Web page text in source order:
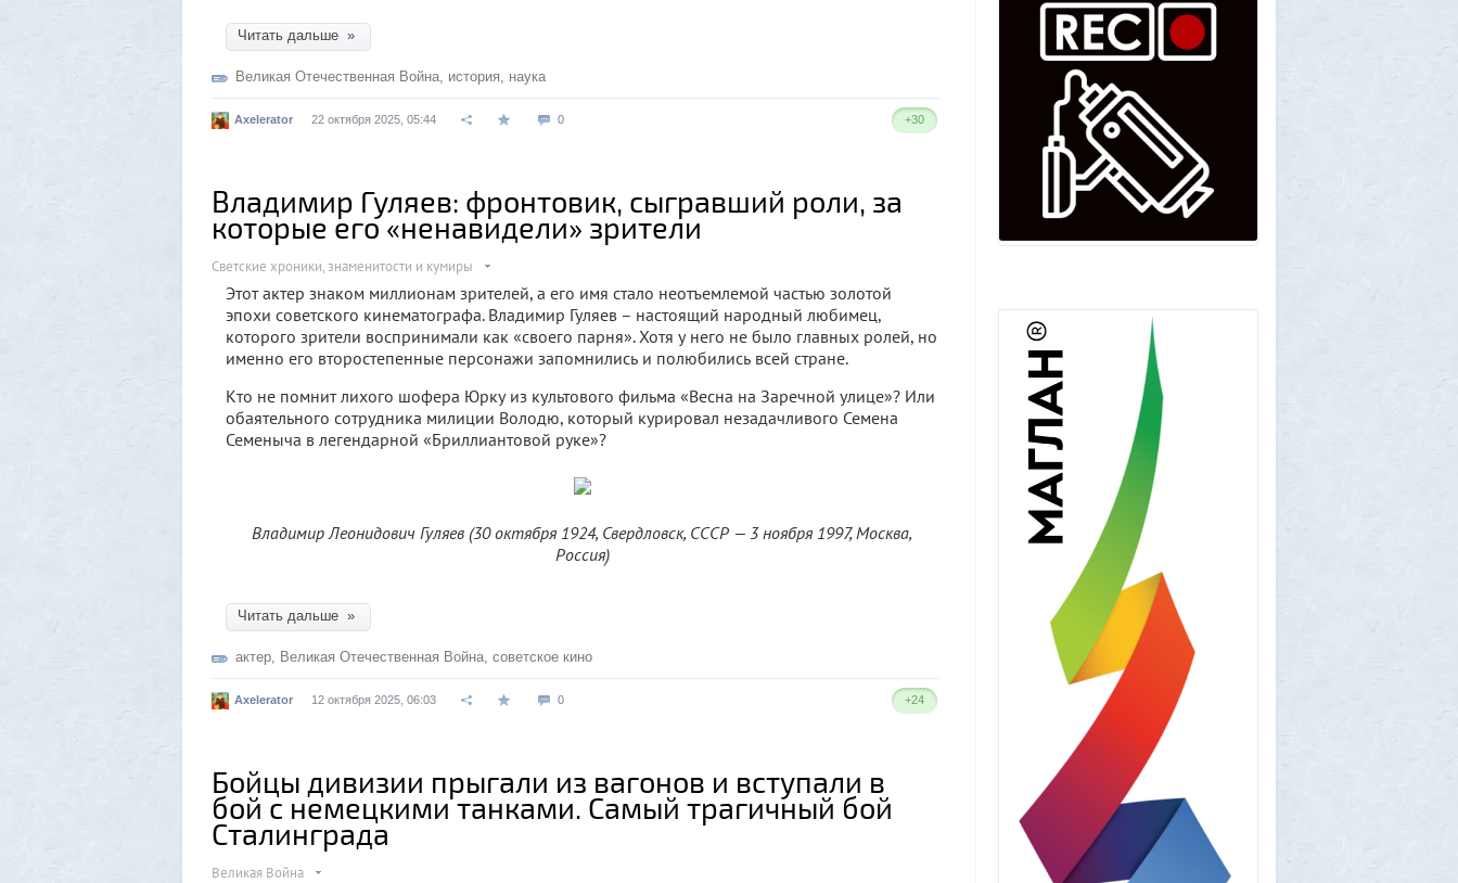
Frumas 5 августа 2026, 20:06
Форма имеет значение: один капризный
клиент или как появились чипсы
5 августа 2026, 16:29
Новые закрытые контейнерные
площадки протестируют в Магадане
Frumas 5 августа 2026, 01:12
2000 лет никто не замечал, а ИИ увидел:
как технологии помогают археологам
восстановить то, что считалось
Frumas
4 августа 2026, 20:06
Артемий о текущем моменте
Frumas 3 августа 2026, 21:32
Почему укусы насекомых зудят и
чешутся
Voldemar
3 августа 2026, 20:17
Как гиганты с Фаэтона и пришельцы из
Нибиру строили цивилизации на Земле
1 августа 2026, 18:36
Леопольд Ашенбреннер: Как 24-летний
щегол заработал $30 млрд на
инвестициях в AI (и потерял их вчера)
1 августа 2026, 17:10
Вселенная, для человеческого разума -
непостижима
1
1 августа 2026, 16:50
"Становится всё яснее"
1
1 августа 2026, 16:39
Работавшие ранее в РФ мессенджеры
BIP и KakaoTalk перестали работать
1GR
1 августа 2026, 14:51
Исторический дом в центре Магадана
выставили на торги за 100 тысяч рублей
Читать дальше »
Великая Отечественная Война, история, наука
Axelerator 22 октября 2025, 05:44 0 +30
Владимир Гуляев: фронтовик, сыгравший роли, за
которые его «ненавидели» зрители
Светские хроники, знаменитости и кумиры
Этот актер знаком миллионам зрителей, а его имя стало неотъемлемой частью золотой
эпохи советского кинематографа. Владимир Гуляев – настоящий народный любимец,
которого зрители воспринимали как «своего парня». Хотя у него не было главных ролей, но
именно его второстепенные персонажи запомнились и полюбились всей стране.
Кто не помнит лихого шофера Юрку из культового фильма «Весна на Заречной улице»? Или
обаятельного сотрудника милиции Володю, который курировал незадачливого Семена
Семеныча в легендарной «Бриллиантовой руке»?
Владимир Леонидович Гуляев (30 октября 1924, Свердловск, СССР — 3 ноября 1997, Москва,
Россия)
Читать дальше »
актер, Великая Отечественная Война, советское кино
Axelerator 12 октября 2025, 06:03 0 +24
Бойцы дивизии прыгали из вагонов и вступали в
бой с немецкими танками. Самый трагичный бой
Сталинграда
Великая Война